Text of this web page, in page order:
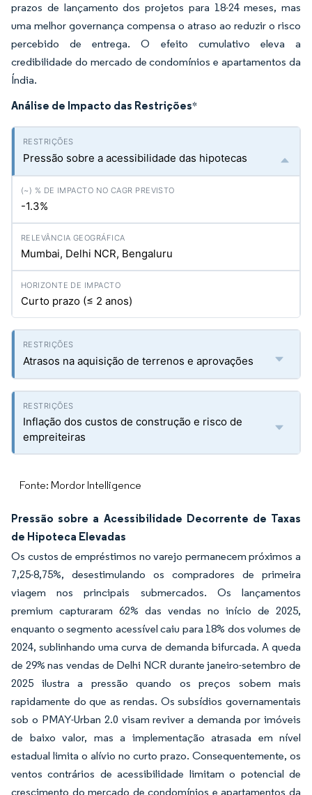
prazos de lançamento dos projetos para 18-24 meses, mas
uma melhor governança compensa o atraso ao reduzir o risco
percebido de entrega. O efeito cumulativo eleva a
credibilidade do mercado de condomínios e apartamentos da
Índia.
Análise de Impacto das Restrições*
Pressão sobre a acessibilidade das hipotecas
-1.3%
Mumbai, Delhi NCR, Bengaluru
Curto prazo (≤ 2 anos)
Atrasos na aquisição de terrenos e aprovações
Inflação dos custos de construção e risco de
empreiteiras
Fonte: Mordor Intelligence
Pressão sobre a Acessibilidade Decorrente de Taxas
de Hipoteca Elevadas
Os custos de empréstimos no varejo permanecem próximos a
7,25-8,75%, desestimulando os compradores de primeira
viagem nos principais submercados. Os lançamentos
premium capturaram 62% das vendas no início de 2025,
enquanto o segmento acessível caiu para 18% dos volumes de
2024, sublinhando uma curva de demanda bifurcada. A queda
de 29% nas vendas de Delhi NCR durante janeiro-setembro de
2025 ilustra a pressão quando os preços sobem mais
rapidamente do que as rendas. Os subsídios governamentais
sob o PMAY-Urban 2.0 visam reviver a demanda por imóveis
de baixo valor, mas a implementação atrasada em nível
estadual limita o alívio no curto prazo. Consequentemente, os
ventos contrários de acessibilidade limitam o potencial de
crescimento do mercado de condomínios e apartamentos da